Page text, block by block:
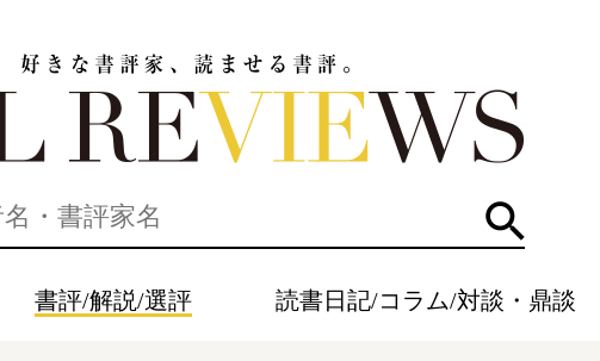
検索
書評/解説/選評 読書日記/コラム/対談・鼎談